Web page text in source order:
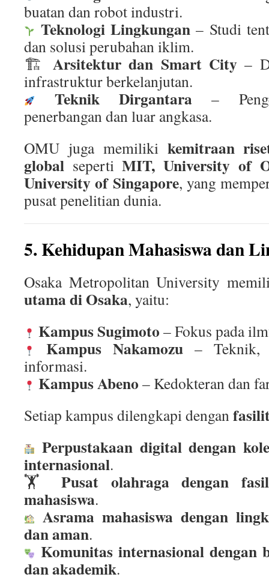
buatan dan robot industri.
Teknologi Lingkungan – Studi
dan solusi perubahan iklim.
🏗 Arsitektur dan Smart City –
infrastruktur berkelanjutan.
Teknik Dirgantara–
penerbangan dan luar angkasa.
OMU juga memiliki kemitraan
global sepertiMIT, University of
University of Singapore, yang
pusat penelitian dunia.
5. Kehidupan Mahasiswa dan
Osaka Metropolitan University
utama di Osaka, yaitu:
Kampus Sugimoto – Fokus pada
Kampus Nakamozu– Teknik,
informasi.
Kampus Abeno – Kedokteran dan
Setiap kampus dilengkapi dengan
Perpustakaan digital dengan
internasional.
🏋 Pusat olahraga dengan
mahasiswa.
Asrama mahasiswa dengan
dan aman.
Komunitas internasional dengan
dan akademik.